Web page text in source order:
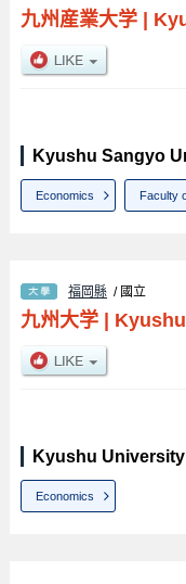
九州産業大学|
Kyushu Sangyo
Economics Faculty
福岡縣 / 國立
九州大学|
Kyushu University
Economics